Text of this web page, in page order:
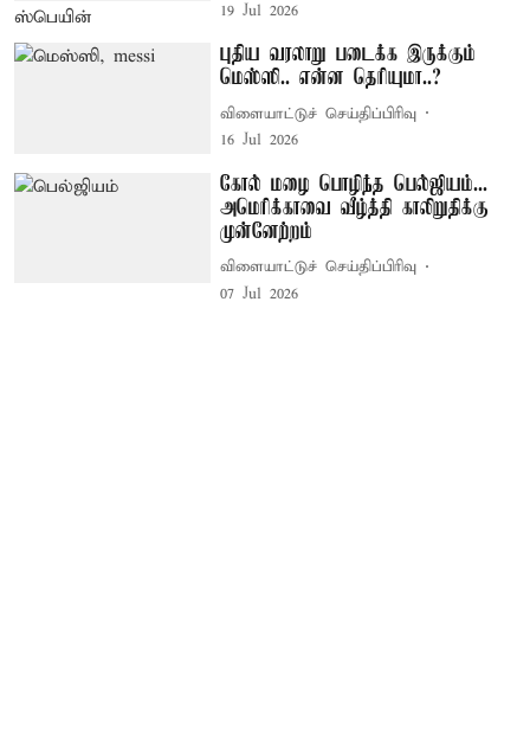
19 Jul 2026
புதிய வரலாறு படைக்க இருக்கும்
மெஸ்ஸி.. என்ன தெரியுமா..?
விளையாட்டுச் செய்திப்பிரிவு
16 Jul 2026
கோல் மழை பொழிந்த பெல்ஜியம்...
அமெரிக்காவை வீழ்த்தி காலிறுதிக்கு
முன்னேற்றம்
விளையாட்டுச் செய்திப்பிரிவு
07 Jul 2026